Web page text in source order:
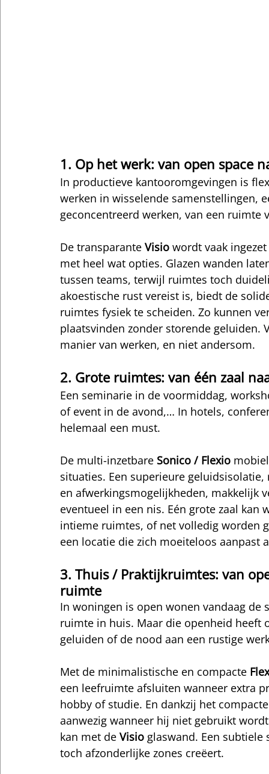
1. Op het werk: van open space
In productieve kantooromgevingen is
werken in wisselende samenstellingen,
geconcentreerd werken, van een
De transparante Visio wordt vaak
met heel wat opties. Glazen wanden
tussen teams, terwijl ruimtes toch
akoestische rust vereist is, biedt de
ruimtes fysiek te scheiden. Zo kunnen
plaatsvinden zonder storende geluiden.
manier van werken, en niet andersom.
2. Grote ruimtes: van één zaal
Een seminarie in de voormiddag,
of event in de avond,… In hotels,
helemaal een must.
De multi-inzetbare Sonico / Flexio
situaties. Een superieure
en afwerkingsmogelijkheden, makkelijk
eventueel in een nis. Eén grote zaal
intieme ruimtes, of net volledig worden
een locatie die zich moeiteloos aanpast
3. Thuis / Praktijkruimtes: van
ruimte
In woningen is open wonen vandaag de
ruimte in huis. Maar die openheid heeft
geluiden of de nood aan een rustige
Met de minimalistische en compacte
een leefruimte afsluiten wanneer extra
hobby of studie. En dankzij het
aanwezig wanneer hij niet gebruikt
kan met de Visio glaswand. Een
toch afzonderlijke zones creëert.